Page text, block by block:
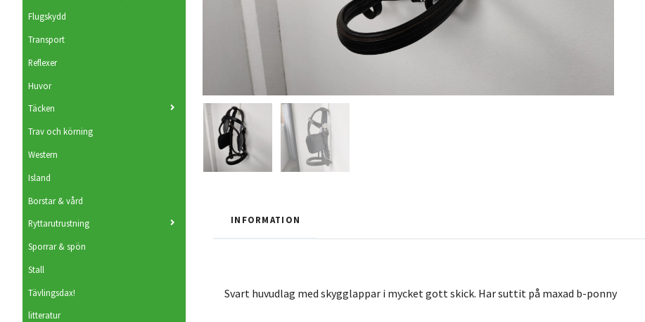
Flugskydd
Transport
Reflexer
Huvor
Täcken
Trav och körning
Western
Island
Borstar & vård
Ryttarutrustning
Sporrar & spön
Stall
Tävlingsdax!
litteratur
INFORMATION
Svart huvudlag med skygglappar i mycket gott skick. Har suttit på maxad b-ponny